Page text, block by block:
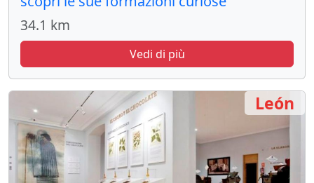
34.1 km
Vedi di più
León